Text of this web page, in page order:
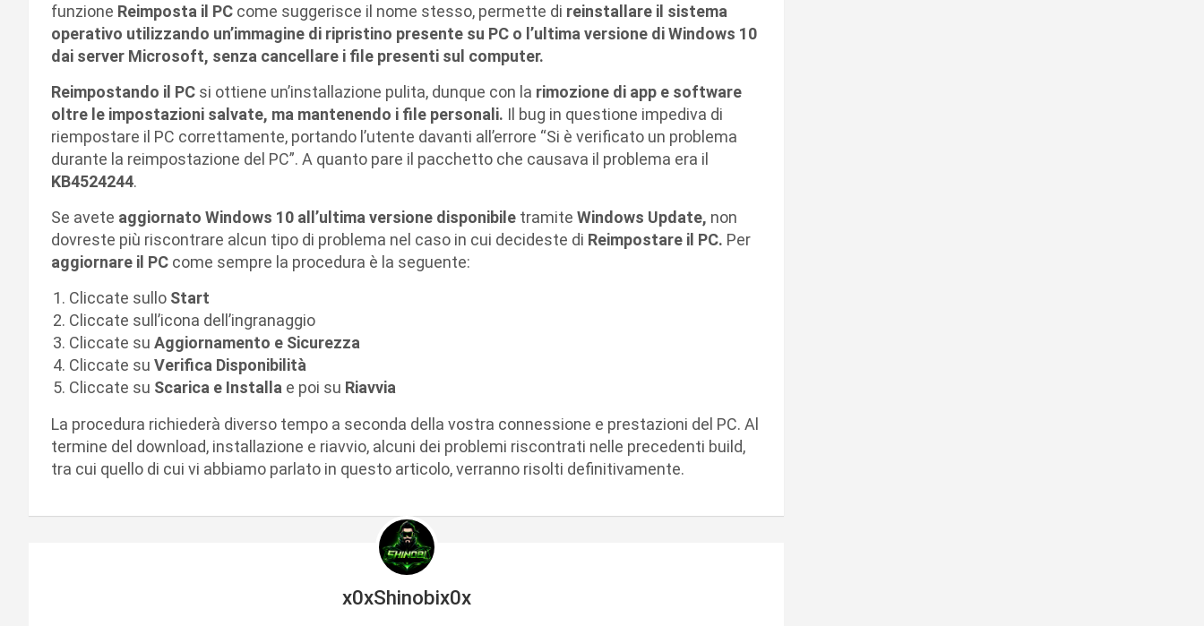
funzione Reimposta il PC come suggerisce il nome stesso, permette di reinstallare il sistema
operativo utilizzando un’immagine di ripristino presente su PC o l’ultima versione di Windows 10
dai server Microsoft, senza cancellare i file presenti sul computer.
Reimpostando il PC si ottiene un’installazione pulita, dunque con la rimozione di app e software
oltre le impostazioni salvate, ma mantenendo i file personali. Il bug in questione impediva di
riempostare il PC correttamente, portando l’utente davanti all’errore “Si è verificato un problema
durante la reimpostazione del PC”. A quanto pare il pacchetto che causava il problema era il
KB4524244.
Se avete aggiornato Windows 10 all’ultima versione disponibile tramite Windows Update, non
dovreste più riscontrare alcun tipo di problema nel caso in cui decideste di Reimpostare il PC. Per
aggiornare il PC come sempre la procedura è la seguente:
Cliccate sullo Start
Cliccate sull’icona dell’ingranaggio
Cliccate su Aggiornamento e Sicurezza
Cliccate su Verifica Disponibilità
Cliccate su Scarica e Installa e poi su Riavvia
La procedura richiederà diverso tempo a seconda della vostra connessione e prestazioni del PC. Al
termine del download, installazione e riavvio, alcuni dei problemi riscontrati nelle precedenti build,
tra cui quello di cui vi abbiamo parlato in questo articolo, verranno risolti definitivamente.
x0xShinobix0x